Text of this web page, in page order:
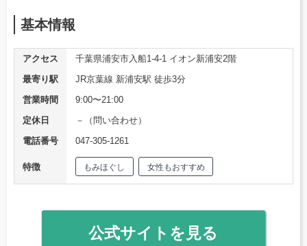
基本情報
アクセス
千葉県浦安市入船1-4-1 イオン新浦安2階
最寄り駅
JR京葉線 新浦安駅 徒歩3分
営業時間
9:00〜21:00
定休日
－（問い合わせ）
電話番号
047-305-1261
特徴 もみほぐし 女性もおすすめ
公式サイトを見る